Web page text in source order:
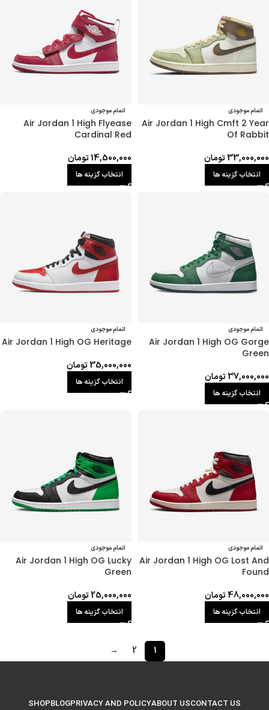
اتمام موجودی
Air Jordan 1 High Cmft 2 Year
Of Rabbit
33,000,000تومان
انتخاب گزینه ها
اتمام موجودی
Air Jordan 1 High Flyease
Cardinal Red
14,500,000تومان
انتخاب گزینه ها
اتمام موجودی
Air Jordan 1 High OG Gorge
Green
37,000,000تومان
انتخاب گزینه ها
اتمام موجودی
Air Jordan 1 High OG Heritage
35,000,000تومان
انتخاب گزینه ها
اتمام موجودی
Air Jordan 1 High OG Lost And
Found
48,000,000تومان
انتخاب گزینه ها
اتمام موجودی
Air Jordan 1 High OG Lucky
Green
25,000,000تومان
انتخاب گزینه ها
1
2
→
CONTACT US
ABOUT US
PRIVACY AND POLICY
BLOG
SHOP